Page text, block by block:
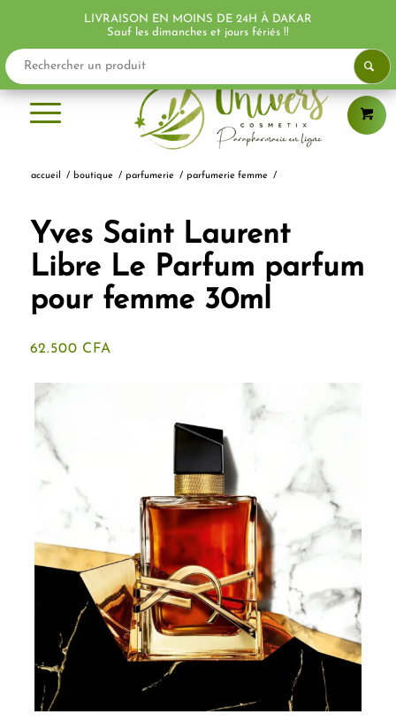
accueil / boutique / parfumerie / parfumerie femme /
Yves Saint Laurent
Libre Le Parfum parfum
pour femme 30ml
62.500 CFA
LIVRAISON EN MOINS DE 24H À DAKAR
Sauf les dimanches et jours fériés !!